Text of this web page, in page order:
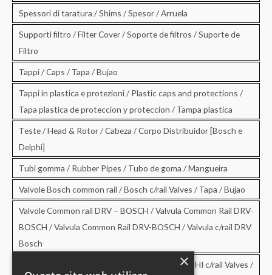
Spessori di taratura / Shims / Spesor / Arruela
Supporti filtro / Filter Cover / Soporte de filtros / Suporte de
Filtro
Tappi / Caps / Tapa / Bujao
Tappi in plastica e protezioni / Plastic caps and protections /
Tapa plastica de proteccion y proteccion / Tampa plastica
Teste / Head & Rotor / Cabeza / Corpo Distribuidor [Bosch e
Delphi]
Tubi gomma / Rubber Pipes / Tubo de goma / Mangueira
Valvole Bosch common rail / Bosch c/rail Valves / Tapa / Bujao
Valvole Common rail DRV – BOSCH / Valvula Common Rail DRV-
BOSCH / Valvula Common Rail DRV-BOSCH / Valvula c/rail DRV
Bosch
Valvole Common rail DRV – DELPHI / DRV-DELPHI c/rail Valves /
×